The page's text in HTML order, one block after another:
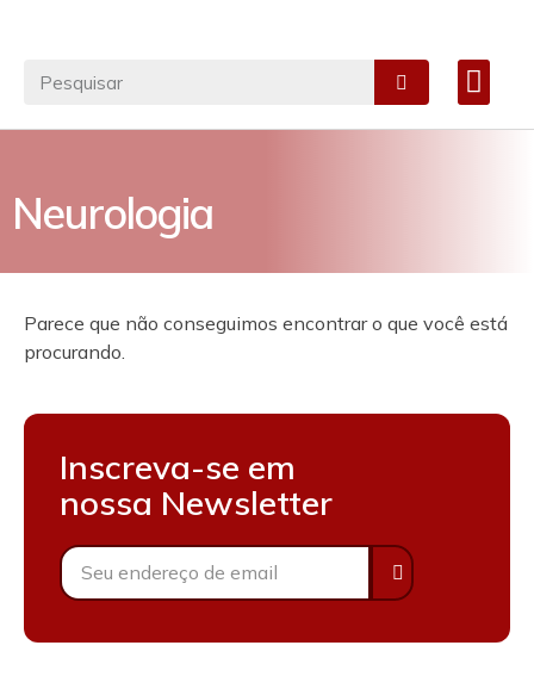
Neurologia
Parece que não conseguimos encontrar o que você está
procurando.
Inscreva-se em
nossa Newsletter